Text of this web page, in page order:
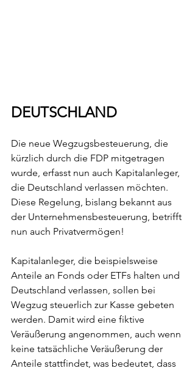
DEUTSCHLAND
Die neue Wegzugsbesteuerung, die
kürzlich durch die FDP mitgetragen
wurde, erfasst nun auch Kapitalanleger,
die Deutschland verlassen möchten.
Diese Regelung, bislang bekannt aus
der Unternehmensbesteuerung, betrifft
nun auch Privatvermögen!
Kapitalanleger, die beispielsweise
Anteile an Fonds oder ETFs halten und
Deutschland verlassen, sollen bei
Wegzug steuerlich zur Kasse gebeten
werden. Damit wird eine fiktive
Veräußerung angenommen, auch wenn
keine tatsächliche Veräußerung der
Anteile stattfindet, was bedeutet, dass